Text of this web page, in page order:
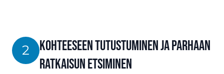
2
Kohteeseen tutustuminen ja parhaan
ratkaisun etsiminen